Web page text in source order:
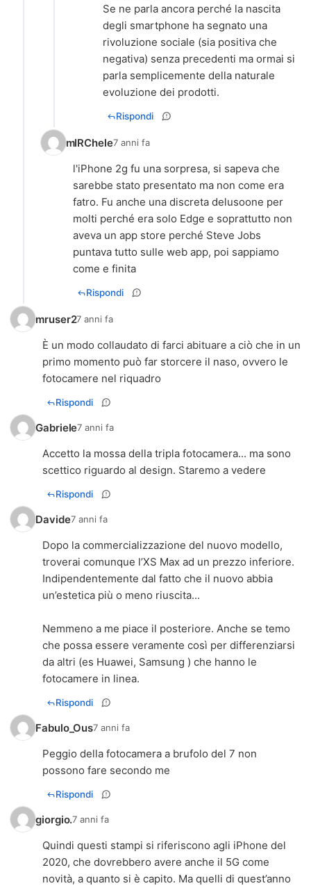
Se ne parla ancora perché la nascita
degli smartphone ha segnato una
rivoluzione sociale (sia positiva che
negativa) senza precedenti ma ormai si
parla semplicemente della naturale
evoluzione dei prodotti.
Rispondi
mIRChele7 anni fa
l'iPhone 2g fu una sorpresa, si sapeva che
sarebbe stato presentato ma non come era
fatro. Fu anche una discreta delusoone per
molti perché era solo Edge e soprattutto non
aveva un app store perché Steve Jobs
puntava tutto sulle web app, poi sappiamo
come e finita
Rispondi
mruser27 anni fa
È un modo collaudato di farci abituare a ciò che in un
primo momento può far storcere il naso, ovvero le
fotocamere nel riquadro
Rispondi
Gabriele7 anni fa
Accetto la mossa della tripla fotocamera... ma sono
scettico riguardo al design. Staremo a vedere
Rispondi
Davide7 anni fa
Dopo la commercializzazione del nuovo modello,
troverai comunque l’XS Max ad un prezzo inferiore.
Indipendentemente dal fatto che il nuovo abbia
un’estetica più o meno riuscita...
Nemmeno a me piace il posteriore. Anche se temo
che possa essere veramente così per differenziarsi
da altri (es Huawei, Samsung ) che hanno le
fotocamere in linea.
Rispondi
Fabulo_Ous7 anni fa
Peggio della fotocamera a brufolo del 7 non
possono fare secondo me
Rispondi
giorgio.7 anni fa
Quindi questi stampi si riferiscono agli iPhone del
2020, che dovrebbero avere anche il 5G come
novità, a quanto si è capito. Ma quelli di quest’anno